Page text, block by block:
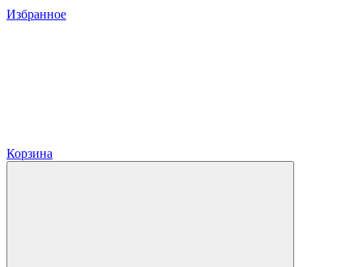
Избранное
Корзина